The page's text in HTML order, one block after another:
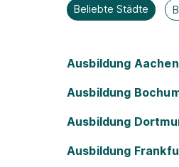
Beliebte Städte
Ausbildung Aachen
Ausbildung
Ausbildung
Ausbildung